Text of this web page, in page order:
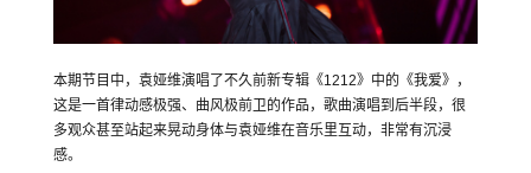
本期节目中，袁娅维演唱了不久前新专辑《1212》中的《我爱》，
这是一首律动感极强、曲风极前卫的作品，歌曲演唱到后半段，很
多观众甚至站起来晃动身体与袁娅维在音乐里互动，非常有沉浸
感。